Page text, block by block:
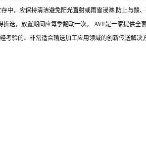
中，应保持清洁避免阳光直射或雨雪浸淋,防止与酸
迭，放置期间应每季翻动一次。 AVE是一家提供全
考验的、非常适合输送加工应用领域的创新传送解决